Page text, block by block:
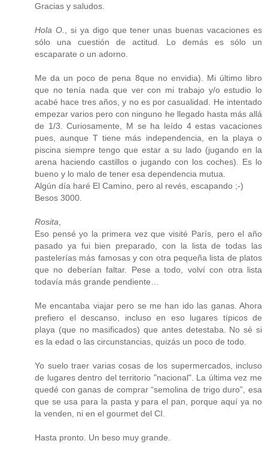
Gracias y saludos.
Hola O.
, si ya digo que tener unas buenas vacaciones es
sólo una cuestión de actitud. Lo demás es sólo un
escaparate o un adorno.
Me da un poco de pena 8que no envidia). Mi último libro
que no tenía nada que ver con mi trabajo y/o estudio lo
acabé hace tres años, y no es por casualidad. He intentado
empezar varios pero con ninguno he llegado hasta más allá
de 1/3. Curiosamente, M se ha leído 4 estas vacaciones
pues, aunque T tiene más independencia, en la playa o
piscina siempre tengo que estar a su lado (jugando en la
arena haciendo castillos o jugando con los coches). Es lo
bueno y lo malo de tener esa dependencia mutua.
Algún día haré El Camino, pero al revés, escapando ;-)
Besos 3000.
Rosita
Eso pensé yo la primera vez que visité París, pero el año
pasado ya fui bien preparado, con la lista de todas las
pastelerías más famosas y con otra pequeña lista de platos
que no deberían faltar. Pese a todo, volví con otra lista
todavía más grande pendiente…
Me encantaba viajar pero se me han ido las ganas. Ahora
prefiero el descanso, incluso en eso lugares típicos de
playa (que no masificados) que antes detestaba. No sé si
es la edad o las circunstancias, quizás un poco de todo.
Yo suelo traer varias cosas de los supermercados, incluso
de lugares dentro del territorio "nacional". La última vez me
quedé con ganas de comprar “semolina de trigo duro”, esa
que se usa para la pasta y para el pan, porque aquí ya no
la venden, ni en el gourmet del CI.
Hasta pronto. Un beso muy grande.